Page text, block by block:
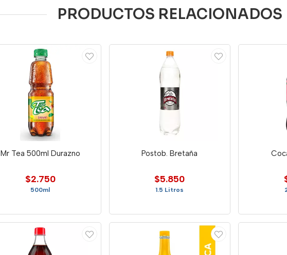
PRODUCTOS RELACIONADOS
Mr Tea 500ml Durazno
$2.750
500ml
Postob. Bretaña
$5.850
1.5 Litros